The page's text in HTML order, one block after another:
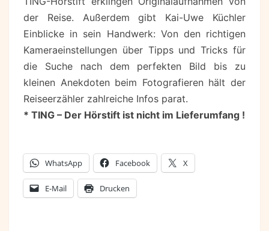
der Reise. Außerdem gibt Kai-Uwe Küchler
Einblicke in sein Handwerk: Von den richtigen
Kameraeinstellungen über Tipps und Tricks für
die Suche nach dem perfekten Bild bis zu
kleinen Anekdoten beim Fotografieren hält der
Reiseerzähler zahlreiche Infos parat.
* TING – Der Hörstift ist nicht im Lieferumfang !
WhatsApp Facebook X
E-Mail Drucken